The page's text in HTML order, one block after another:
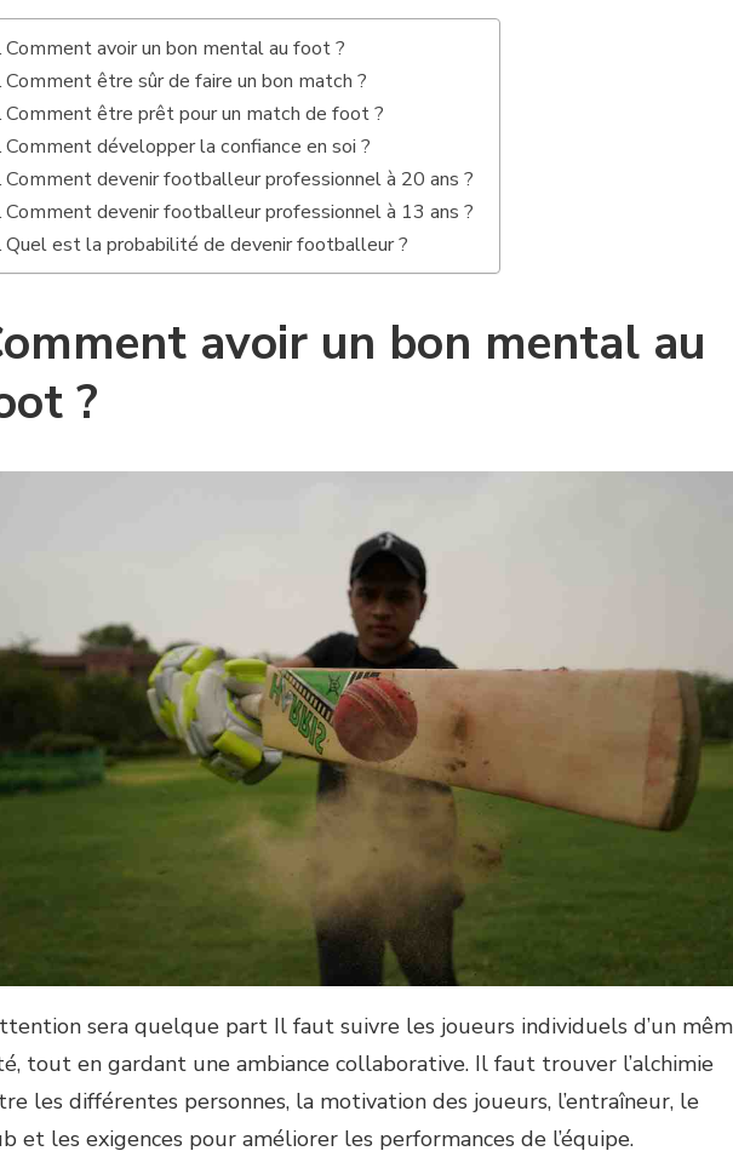
Comment avoir un bon mental au foot ?
Comment être sûr de faire un bon match ?
Comment être prêt pour un match de foot ?
Comment développer la confiance en soi ?
Comment devenir footballeur professionnel à 20 ans ?
Comment devenir footballeur professionnel à 13 ans ?
Quel est la probabilité de devenir footballeur ?
avoir un bon mental au
?
sera quelque part Il faut suivre les joueurs individuels d’un
tout en gardant une ambiance collaborative. Il faut trouver l’alchimie
les différentes personnes, la motivation des joueurs, l’entraîneur, le
et les exigences pour améliorer les performances de l’équipe.